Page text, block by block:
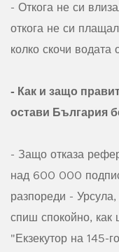
- Откога не си
откога не си
колко скочи водата
- Как и защо
остави България
- Защо отказа
над 600 000
разпореди - Урсула,
спиш спокойно,
"Екзекутор на 145-